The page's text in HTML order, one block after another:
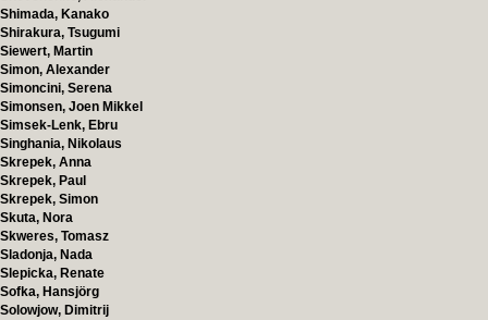
Shimada, Kanako
Shirakura, Tsugumi
Siewert, Martin
Simon, Alexander
Simoncini, Serena
Simonsen, Joen Mikkel
Simsek-Lenk, Ebru
Singhania, Nikolaus
Skrepek, Anna
Skrepek, Paul
Skrepek, Simon
Skuta, Nora
Skweres, Tomasz
Sladonja, Nada
Slepicka, Renate
Sofka, Hansjörg
Solowjow, Dimitrij